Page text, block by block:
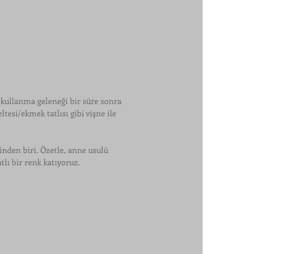
geleneği bir süre sonra
ekmek tatlısı gibi vişne ile
biri. Özetle, anne usulü
bir renk katıyoruz.